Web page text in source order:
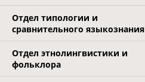
Отдел типологии и
сравнительного языкознания
Отдел этнолингвистики и
фольклора